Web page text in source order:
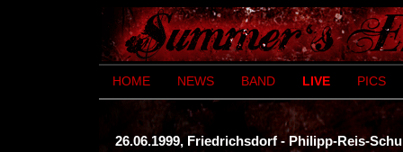
HOME NEWS BAND LIVE PICS
26.06.1999, Friedrichsdorf - Philipp-Reis-